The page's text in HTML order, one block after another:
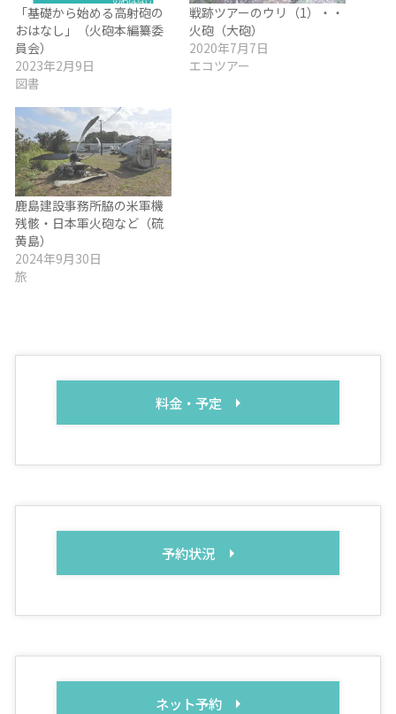
「基礎から始める高射砲の
おはなし」（火砲本編纂委
員会）
2023年2月9日
図書
戦跡ツアーのウリ（1）・・
火砲（大砲）
2020年7月7日
エコツアー
鹿島建設事務所脇の米軍機
残骸・日本軍火砲など（硫
黄島）
2024年9月30日
旅
料金・予定
予約状況
ネット予約